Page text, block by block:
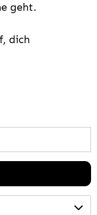
geht.
dich